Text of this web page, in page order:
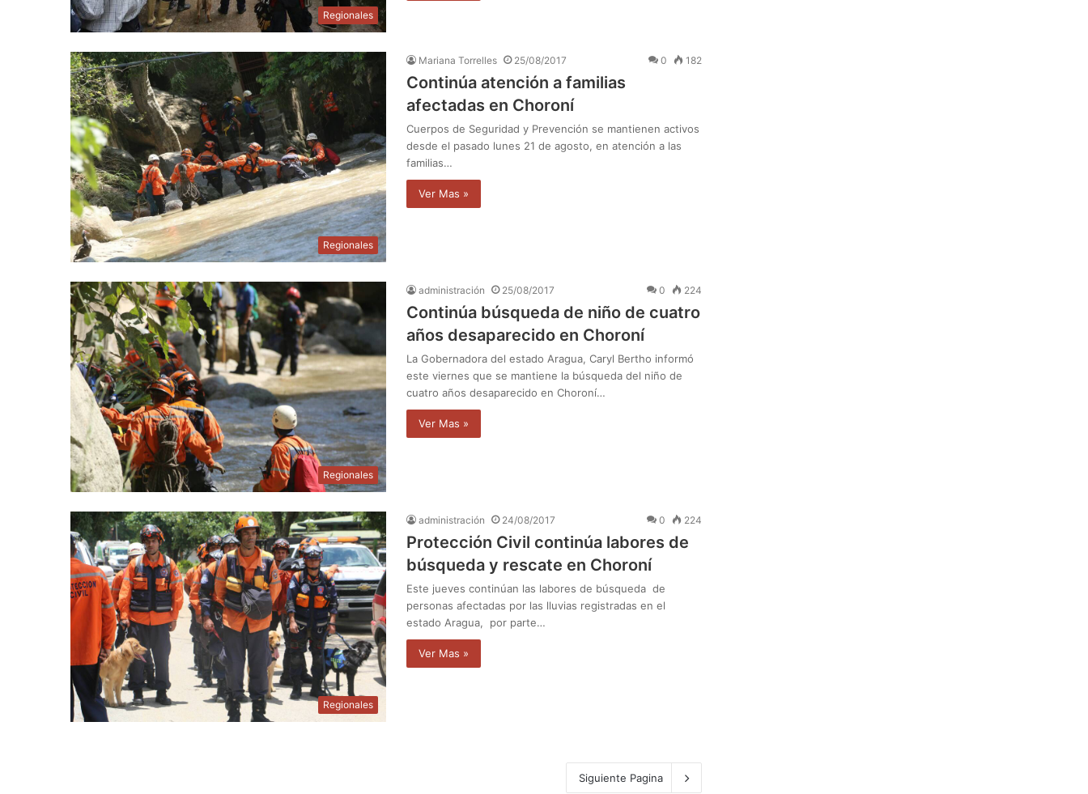
Regionales
Regionales
Mariana Torrelles 25/08/2017 0 182
Continúa atención a familias
afectadas en Choroní
Cuerpos de Seguridad y Prevención se mantienen activos
desde el pasado lunes 21 de agosto, en atención a las
familias…
Ver Mas »
Regionales
administración 25/08/2017 0 224
Continúa búsqueda de niño de cuatro
años desaparecido en Choroní
La Gobernadora del estado Aragua, Caryl Bertho informó
este viernes que se mantiene la búsqueda del niño de
cuatro años desaparecido en Choroní…
Ver Mas »
Regionales
administración 24/08/2017 0 224
Protección Civil continúa labores de
búsqueda y rescate en Choroní
Este jueves continúan las labores de búsqueda de
personas afectadas por las lluvias registradas en el
estado Aragua, por parte…
Ver Mas »
Siguiente Pagina